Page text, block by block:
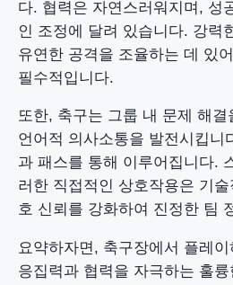
다. 협력은 자연스러워지며, 성
인 조정에 달려 있습니다. 강력
유연한 공격을 조율하는 데 있
필수적입니다.
또한, 축구는 그룹 내 문제 해결
언어적 의사소통을 발전시킵니
과 패스를 통해 이루어집니다.
러한 직접적인 상호작용은 기
호 신뢰를 강화하여 진정한 팀
요약하자면, 축구장에서 플레
응집력과 협력을 자극하는 훌